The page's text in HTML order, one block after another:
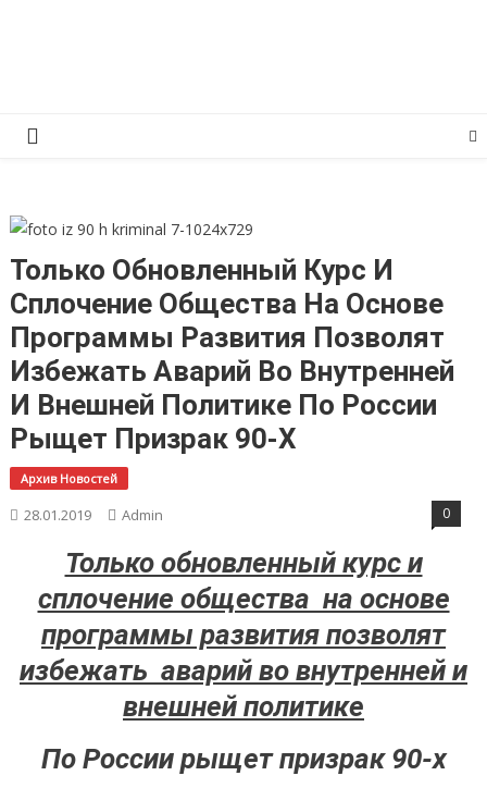
Только Обновленный Курс И
Сплочение Общества На Основе
Программы Развития Позволят
Избежать Аварий Во Внутренней
И Внешней Политике По России
Рыщет Призрак 90-Х
Архив Новостей
28.01.2019 Admin 0
Только обновленный курс и
сплочение общества на основе
программы развития позволят
избежать аварий во внутренней и
внешней политике
По России рыщет призрак 90-х